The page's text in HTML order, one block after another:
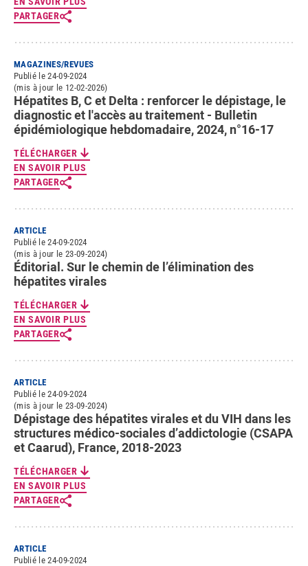
PARTAGER
MAGAZINES/REVUES
Publié le 24-09-2024
(mis à jour le 12-02-2026)
Hépatites B, C et Delta : renforcer le dépistage, le
diagnostic et l'accès au traitement - Bulletin
épidémiologique hebdomadaire, 2024, n°16-17
TÉLÉCHARGER
EN SAVOIR PLUS
PARTAGER
ARTICLE
Publié le 24-09-2024
(mis à jour le 23-09-2024)
Éditorial. Sur le chemin de l’élimination des
hépatites virales
TÉLÉCHARGER
EN SAVOIR PLUS
PARTAGER
ARTICLE
Publié le 24-09-2024
(mis à jour le 23-09-2024)
Dépistage des hépatites virales et du VIH dans les
structures médico-sociales d’addictologie (CSAPA
et Caarud), France, 2018-2023
TÉLÉCHARGER
EN SAVOIR PLUS
PARTAGER
ARTICLE
Publié le 24-09-2024